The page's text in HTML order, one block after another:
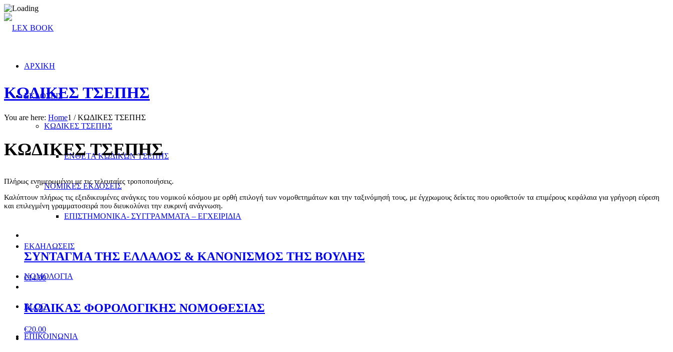
ΑΡΧΙΚΗ
ΕΚΔΟΣΕΙΣ
ΚΩΔΙΚΕΣ ΤΣΕΠΗΣ
ΕΝΘΕΤΑ ΚΩΔΙΚΩΝ ΤΣΕΠΗΣ
ΝΟΜΙΚΕΣ ΕΚΔΟΣΕΙΣ
ΕΠΙΣΤΗΜΟΝΙΚΑ- ΣΥΓΓΡΑΜΜΑΤΑ – ΕΓΧΕΙΡΙΔΙΑ
ΕΚΔΗΛΩΣΕΙΣ
ΝΟΜΟΛΟΓΙΑ
BLOG
ΕΠΙΚΟΙΝΩΝΙΑ
ΚΩΔΙΚΕΣ ΤΣΕΠΗΣ
You are here: Home1 / ΚΩΔΙΚΕΣ ΤΣΕΠΗΣ
ΚΩΔΙΚΕΣ ΤΣΕΠΗΣ
Πλήρως ενημερωμένοι με τις τελευταίες τροποποιήσεις.
Καλύπτουν πλήρως τις εξειδικευμένες ανάγκες του νομικού κόσμου με ορθή επιλογή των νομοθετημάτων και την ταξινόμησή τους, με έγχρωμους δείκτες που οριοθετούν τα επιμέρους κεφάλαια για γρήγορη εύρεση
και επιλεγμένη γραμματοσειρά που διευκολύνει την ευκρινή ανάγνωση.
ΣΥΝΤΑΓΜΑ ΤΗΣ ΕΛΛΑΔΟΣ & ΚΑΝΟΝΙΣΜΟΣ ΤΗΣ ΒΟΥΛΗΣ
€14.00
ΚΩΔΙΚΑΣ ΦΟΡΟΛΟΓΙΚΗΣ ΝΟΜΟΘΕΣΙΑΣ
€20.00